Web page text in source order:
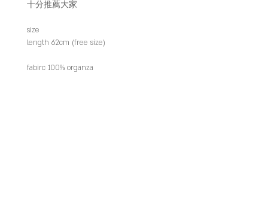
十分推薦大家
size
length 62cm (free size)
fabirc 100% organza